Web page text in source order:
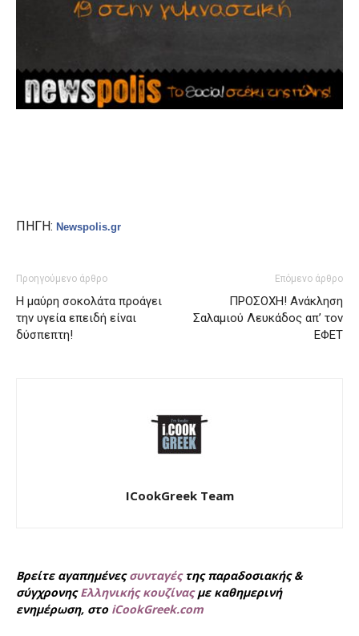
ΠΗΓΗ: Newspolis.gr
Προηγούμενο άρθρο
Η μαύρη σοκολάτα προάγει
την υγεία επειδή είναι
δύσπεπτη!
Επόμενο άρθρο
ΠΡΟΣΟΧΗ! Ανάκληση
Σαλαμιού Λευκάδος απ’ τον
ΕΦΕΤ
ICookGreek Team
Βρείτε αγαπημένεςσυνταγέςτης παραδοσιακής &
σύγχρονηςΕλληνικής κουζίναςμε καθημερινή
ενημέρωση, στο iCookGreek.com